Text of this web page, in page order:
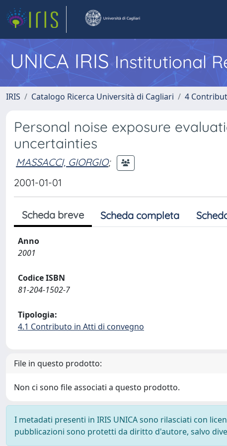
UNICA IRISInstitutional
IRIS Catalogo Ricerca Università di Cagliari 4
Personal noise exposure
uncertainties
MASSACCI, GIORGIO;
2001-01-01
Scheda breve Scheda completa
Anno
2001
Codice ISBN
81-204-1502-7
Tipologia:
4.1 Contributo in Atti di convegno
File in questo prodotto:
Non ci sono file associati a questo prodotto.
I metadati presenti in IRIS UNICA sono rilasciati con
pubblicazioni sono protetti da diritto d'autore, salvo